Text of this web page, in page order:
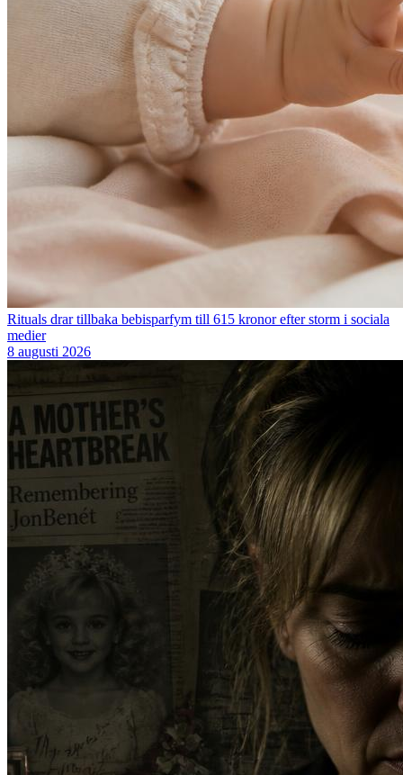
Rituals drar tillbaka bebisparfym till 615 kronor efter storm i sociala
medier
8 augusti 2026